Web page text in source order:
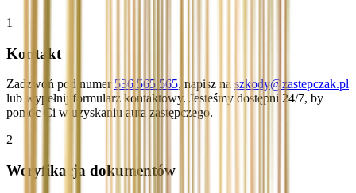
1
Kontakt
Zadzwoń pod numer 536 565 565, napisz na szkody@zastepczak.pl
lub wypełnij formularz kontaktowy. Jesteśmy dostępni 24/7, by
pomóc Ci w uzyskaniu auta zastępczego.
2
Weryfikacja dokumentów